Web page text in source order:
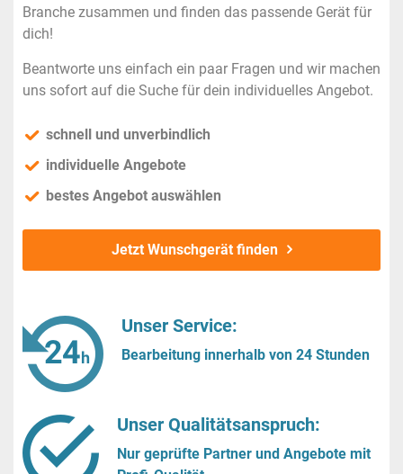
Branche zusammen und finden das passende Gerät für
dich!
Beantworte uns einfach ein paar Fragen und wir machen
uns sofort auf die Suche für dein individuelles Angebot.
schnell und unverbindlich
individuelle Angebote
bestes Angebot auswählen
Jetzt Wunschgerät finden
Unser Service:
Bearbeitung innerhalb von 24 Stunden
Unser Qualitätsanspruch:
Nur geprüfte Partner und Angebote mit